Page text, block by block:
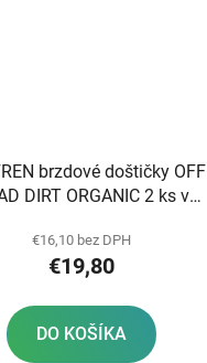
brzdové doštičky OFF
DIRT ORGANIC 2 ks v
€16,10 bez DPH
€19,80
DO KOŠÍKA